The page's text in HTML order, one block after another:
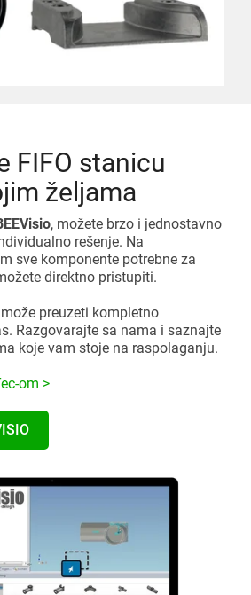
FIFO stanicu
željama
, možete brzo i jednostavno
rešenje. Na
sve komponente potrebne za
direktno pristupiti.
preuzeti kompletno
Razgovarajte sa nama i saznajte
koje vam stojе na raspolaganju.
om >